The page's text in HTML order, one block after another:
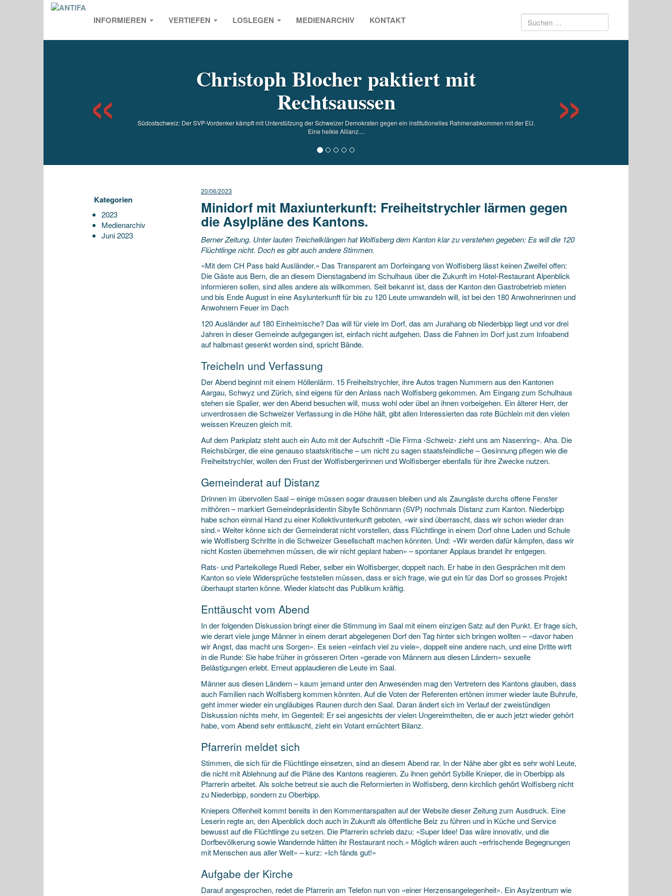
INFORMIEREN VERTIEFEN LOSLEGEN MEDIENARCHIV KONTAKT Suchen
Christoph Blocher paktiert mit
Rechtsaussen
Südostschweiz: Der SVP-Vordenker kämpft mit Unterstützung der Schweizer Demokraten gegen ein institutionelles Rahmenabkommen mit der EU.
Eine heikle Allianz....
Previous
Kategorien
2023
Medienarchiv
Juni 2023
20/06/2023
Minidorf mit Maxiunterkunft: Freiheitstrychler lärmen gegen
die Asylpläne des Kantons.
Berner Zeitung. Unter lauten Treichelklängen hat Wolfisberg dem Kanton klar zu verstehen gegeben: Es will die 120
Flüchtlinge nicht. Doch es gibt auch andere Stimmen.
«Mit dem CH Pass bald Ausländer.» Das Transparent am Dorfeingang von Wolfisberg lässt keinen Zweifel offen:
Die Gäste aus Bern, die an diesem Dienstagabend im Schulhaus über die Zukunft im Hotel-Restaurant Alpenblick
informieren sollen, sind alles andere als willkommen. Seit bekannt ist, dass der Kanton den Gastrobetrieb mieten
und bis Ende August in eine Asylunterkunft für bis zu 120 Leute umwandeln will, ist bei den 180 Anwohnerinnen und
Anwohnern Feuer im Dach
120 Ausländer auf 180 Einheimische? Das will für viele im Dorf, das am Jurahang ob Niederbipp liegt und vor drei
Jahren in dieser Gemeinde aufgegangen ist, einfach nicht aufgehen. Dass die Fahnen im Dorf just zum Infoabend
auf halbmast gesenkt worden sind, spricht Bände.
Treicheln und Verfassung
Der Abend beginnt mit einem Höllenlärm. 15 Freiheitstrychler, ihre Autos tragen Nummern aus den Kantonen
Aargau, Schwyz und Zürich, sind eigens für den Anlass nach Wolfisberg gekommen. Am Eingang zum Schulhaus
stehen sie Spalier, wer den Abend besuchen will, muss wohl oder übel an ihnen vorbeigehen. Ein älterer Herr, der
unverdrossen die Schweizer Verfassung in die Höhe hält, gibt allen Interessierten das rote Büchlein mit den vielen
weissen Kreuzen gleich mit.
Auf dem Parkplatz steht auch ein Auto mit der Aufschrift «Die Firma ‹Schweiz› zieht uns am Nasenring». Aha. Die
Reichsbürger, die eine genauso staatskritische – um nicht zu sagen staatsfeindliche – Gesinnung pflegen wie die
Freiheitstrychler, wollen den Frust der Wolfisbergerinnen und Wolfisberger ebenfalls für ihre Zwecke nutzen.
Gemeinderat auf Distanz
Drinnen im übervollen Saal – einige müssen sogar draussen bleiben und als Zaungäste durchs offene Fenster
mithören – markiert Gemeindepräsidentin Sibylle Schönmann (SVP) nochmals Distanz zum Kanton. Niederbipp
habe schon einmal Hand zu einer Kollektivunterkunft geboten, «wir sind überrascht, dass wir schon wieder dran
sind.» Weiter könne sich der Gemeinderat nicht vorstellen, dass Flüchtlinge in einem Dorf ohne Laden und Schule
wie Wolfisberg Schritte in die Schweizer Gesellschaft machen könnten. Und: «Wir werden dafür kämpfen, dass wir
nicht Kosten übernehmen müssen, die wir nicht geplant haben» – spontaner Applaus brandet ihr entgegen.
Rats- und Parteikollege Ruedi Reber, selber ein Wolfisberger, doppelt nach. Er habe in den Gesprächen mit dem
Kanton so viele Widersprüche feststellen müssen, dass er sich frage, wie gut ein für das Dorf so grosses Projekt
überhaupt starten könne. Wieder klatscht das Publikum kräftig.
Enttäuscht vom Abend
In der folgenden Diskussion bringt einer die Stimmung im Saal mit einem einzigen Satz auf den Punkt. Er frage sich,
wie derart viele junge Männer in einem derart abgelegenen Dorf den Tag hinter sich bringen wollten – «davor haben
wir Angst, das macht uns Sorgen». Es seien «einfach viel zu viele», doppelt eine andere nach, und eine Dritte wirft
in die Runde: Sie habe früher in grösseren Orten «gerade von Männern aus diesen Ländern» sexuelle
Belästigungen erlebt. Erneut applaudieren die Leute im Saal.
Männer aus diesen Ländern – kaum jemand unter den Anwesenden mag den Vertretern des Kantons glauben, dass
auch Familien nach Wolfisberg kommen könnten. Auf die Voten der Referenten ertönen immer wieder laute Buhrufe,
geht immer wieder ein ungläubiges Raunen durch den Saal. Daran ändert sich im Verlauf der zweistündigen
Diskussion nichts mehr, im Gegenteil: Er sei angesichts der vielen Ungereimtheiten, die er auch jetzt wieder gehört
habe, vom Abend sehr enttäuscht, zieht ein Votant ernüchtert Bilanz.
Pfarrerin meldet sich
Stimmen, die sich für die Flüchtlinge einsetzen, sind an diesem Abend rar. In der Nähe aber gibt es sehr wohl Leute,
die nicht mit Ablehnung auf die Pläne des Kantons reagieren. Zu ihnen gehört Sybille Knieper, die in Oberbipp als
Pfarrerin arbeitet. Als solche betreut sie auch die Reformierten in Wolfisberg, denn kirchlich gehört Wolfisberg nicht
zu Niederbipp, sondern zu Oberbipp.
Kniepers Offenheit kommt bereits in den Kommentarspalten auf der Website dieser Zeitung zum Ausdruck. Eine
Leserin regte an, den Alpenblick doch auch in Zukunft als öffentliche Beiz zu führen und in Küche und Service
bewusst auf die Flüchtlinge zu setzen. Die Pfarrerin schrieb dazu: «Super Idee! Das wäre innovativ, und die
Dorfbevölkerung sowie Wandernde hätten ihr Restaurant noch.» Möglich wären auch «erfrischende Begegnungen
mit Menschen aus aller Welt» – kurz: «Ich fänds gut!»
Aufgabe der Kirche
Darauf angesprochen, redet die Pfarrerin am Telefon nun von «einer Herzens­angelegenheit». Ein Asylzentrum wie